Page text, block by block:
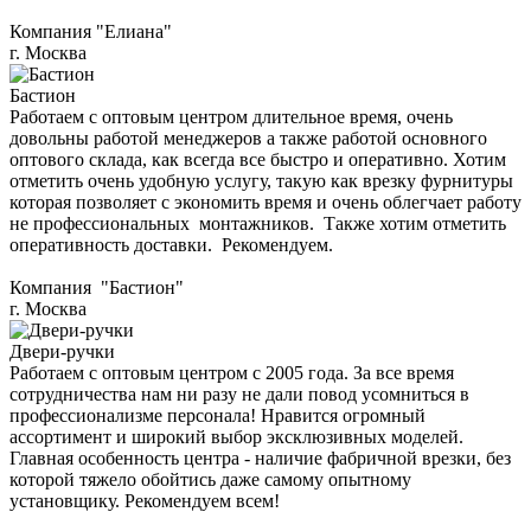
Компания "Елиана"
г. Москва
Бастион
Работаем с оптовым центром длительное время, очень
довольны работой менеджеров а также работой основного
оптового склада, как всегда все быстро и оперативно. Хотим
отметить очень удобную услугу, такую как врезку фурнитуры
которая позволяет с экономить время и очень облегчает работу
не профессиональных монтажников. Также хотим отметить
оперативность доставки. Рекомендуем.
Компания "Бастион"
г. Москва
Двери-ручки
Работаем с оптовым центром с 2005 года. За все время
сотрудничества нам ни разу не дали повод усомниться в
профессионализме персонала! Нравится огромный
ассортимент и широкий выбор эксклюзивных моделей.
Главная особенность центра - наличие фабричной врезки, без
которой тяжело обойтись даже самому опытному
установщику. Рекомендуем всем!